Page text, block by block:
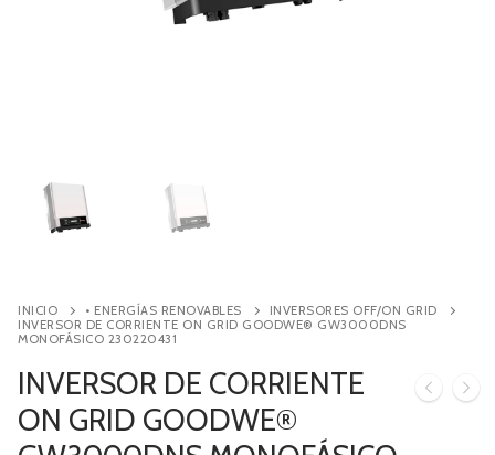
INICIO • ENERGÍAS RENOVABLES
INVERSORES OFF/ON GRID
INVERSOR DE CORRIENTE ON GRID GOODWE® GW3000DNS
MONOFÁSICO 230220431
INVERSOR DE CORRIENTE
ON GRID GOODWE®